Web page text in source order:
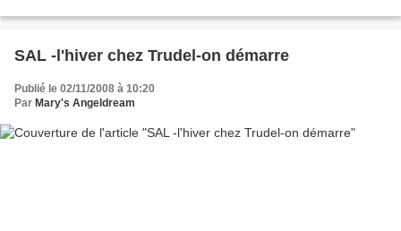
SAL -l'hiver chez Trudel-on démarre
Publié le 02/11/2008 à 10:20
Par Mary's Angeldream